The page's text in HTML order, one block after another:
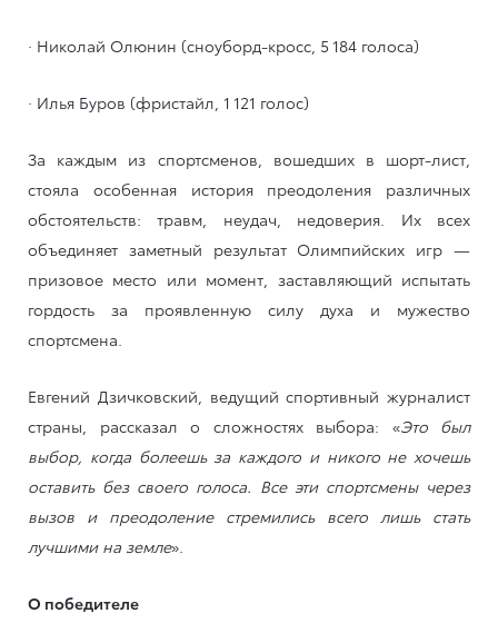
· Николай Олюнин (сноуборд-кросс, 5 184 голоса)
· Илья Буров (фристайл, 1 121 голос)
За каждым из спортсменов, вошедших в шорт-лист,
стояла особенная история преодоления различных
обстоятельств: травм, неудач, недоверия. Их всех
объединяет заметный результат Олимпийских игр —
призовое место или момент, заставляющий испытать
гордость за проявленную силу духа и мужество
спортсмена.
Евгений Дзичковский, ведущий спортивный журналист
страны, рассказал о сложностях выбора: «Это был
выбор, когда болеешь за каждого и никого не хочешь
оставить без своего голоса. Все эти спортсмены через
вызов и преодоление стремились всего лишь стать
лучшими на земле».
О победителе